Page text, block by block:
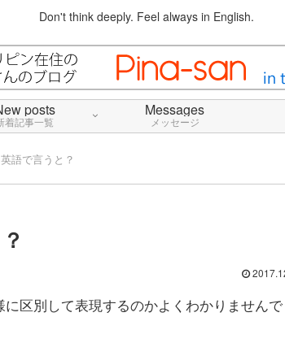
Don't think deeply. Feel always in English.
posts
着記事一覧
Messages
メッセージ
語で言うと？
区別して表現するのかよくわかりませんで